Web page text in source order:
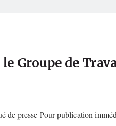
le Groupe de
de presse Pour publication